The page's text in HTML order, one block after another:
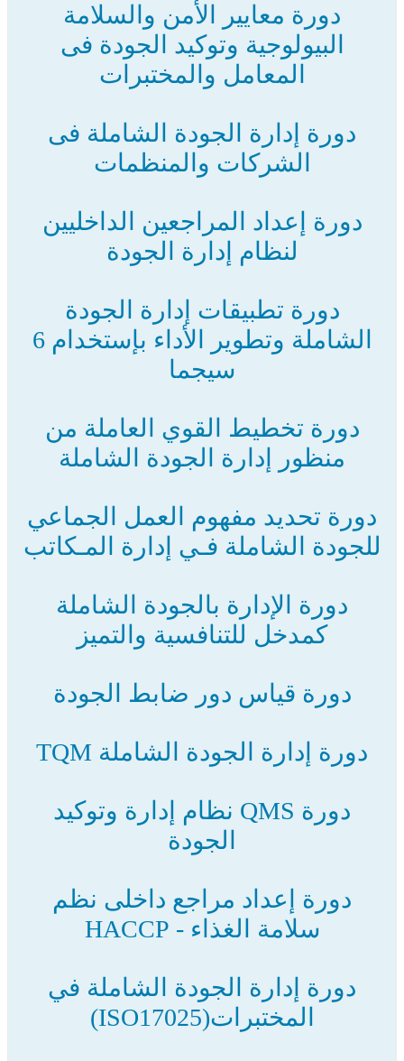
دورة معايير الأمن والسلامة
البيولوجية وتوكيد الجودة فى
المعامل والمختبرات
دورة إدارة الجودة الشاملة فى
الشركات والمنظمات
دورة إعداد المراجعين الداخليين
لنظام إدارة الجودة
دورة تطبيقات إدارة الجودة
الشاملة وتطوير الأداء بإستخدام 6
سيجما
دورة تخطيط القوي العاملة من
منظور إدارة الجودة الشاملة
دورة تحديد مفهوم العمل الجماعي
للجودة الشاملة فـي إدارة المـكاتب
دورة الإدارة بالجودة الشاملة
كمدخل للتنافسية والتميز
دورة قياس دور ضابط الجودة
دورة إدارة الجودة الشاملة TQM
دورة QMS نظام إدارة وتوكيد
الجودة
دورة إعداد مراجع داخلى نظم
سلامة الغذاء - HACCP
دورة إدارة الجودة الشاملة في
المختبرات(ISO17025)